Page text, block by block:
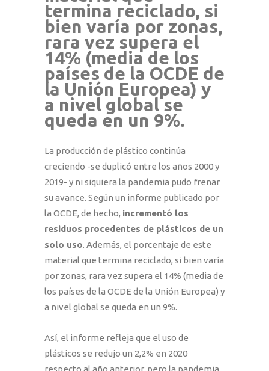
termina reciclado, si
bien varía por zonas,
rara vez supera el
14% (media de los
países de la OCDE de
la Unión Europea) y
a nivel global se
queda en un 9%.
La producción de plástico continúa
creciendo -se duplicó entre los años 2000 y
2019- y ni siquiera la pandemia pudo frenar
su avance. Según un informe publicado por
la OCDE, de hecho, incrementó los
residuos procedentes de plásticos de un
solo uso. Además, el porcentaje de este
material que termina reciclado, si bien varía
por zonas, rara vez supera el 14% (media de
los países de la OCDE de la Unión Europea) y
a nivel global se queda en un 9%.
Así, el informe refleja que el uso de
plásticos se redujo un 2,2% en 2020
respecto al año anterior, pero la pandemia